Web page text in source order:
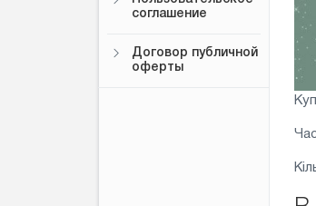
соглашение
Договор публичной
оферты